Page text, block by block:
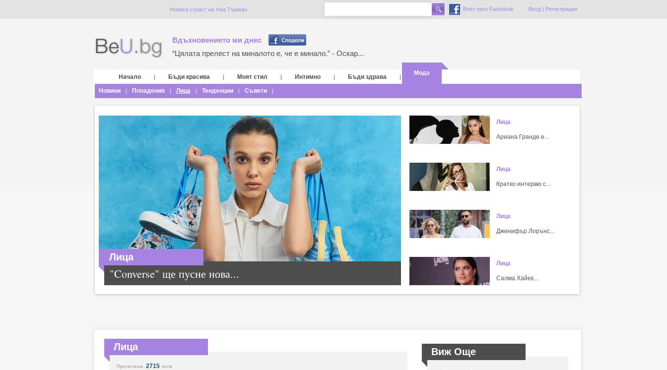
Новата страст на Ума Търман Влез през Facebook Вход| Регистрация
Вдъхновението ми днес
“Цялата прелест на миналото е, че е минало.” - Оскар...
Начало | Бъди красива | Моят стил | Интимно | Бъди здрава |
Мода
Новини | Попадения | Лица | Тенденции | Съвети |
Лица
"Converse" ще пусне нова...
Лица
Ариана Гранде е...
Лица
Кратко интервю с...
Лица
Дженифър Лорънс...
Лица
Салма Хайек...
Лица
Прочетена: 2715пъти
Виж Още